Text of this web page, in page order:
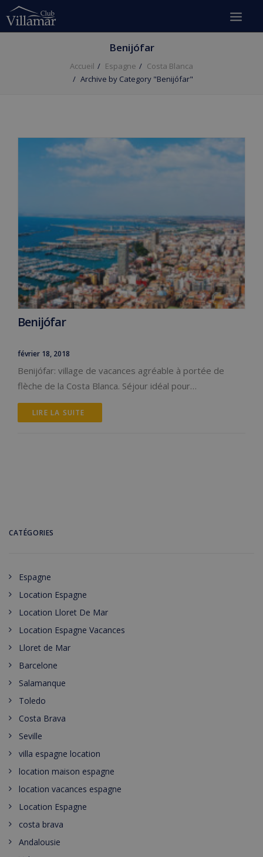
Benijófar
Accueil Espagne
Costa Blanca
Archive by Category "Benijófar"
Benijófar
février 18, 2018
Benijófar: village de vacances agréable à portée de
flèche de la Costa Blanca. Séjour idéal pour…
LIRE LA SUITE
CATÉGORIES
Espagne
Location Espagne
Location Lloret De Mar
Location Espagne Vacances
Lloret de Mar
Barcelone
Salamanque
Toledo
Costa Brava
Seville
villa espagne location
location maison espagne
location vacances espagne
Location Espagne
costa brava
Andalousie